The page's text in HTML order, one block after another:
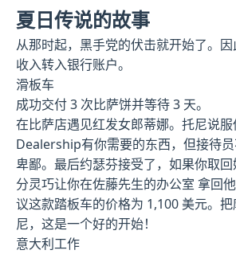
夏日传说的故事
从那时起，黑手党的伏击就开始了。
收入转入银行账户。
滑板车
成功交付 3 次比萨饼并等待 3 天。
在比萨店遇见红发女郎蒂娜。托尼说
Dealership有你需要的东西，但接待
卑鄙。最后约瑟芬接受了，如果你取
分灵巧让你在佐藤先生的办公室 拿回
议这款踏板车的价格为 1,100 美元。
尼，这是一个好的开始！
意大利工作